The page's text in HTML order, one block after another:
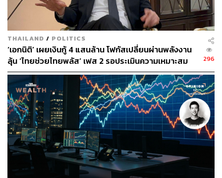
อย่างไรก็ตาม วินิจกล่าวต่อว่า ประมาณการการเติบโตทาง
เศรษฐกิจของ สศค. ตั้งบนสมมติฐานว่า สถานการณ์สู้รบใน
ภูมิภาคตะวันออกกลางจะสิ้นสุดลงภายในกลางปี 2569 และ
ยังไม่นับรวมการออก พ.ร.ก. กู้เงิน 500,000 ล้านบาทของ
รัฐบาล
ขณะที่ สมมติฐานการใช้จ่ายภาครัฐเป็นการ อิงตามข้อมูลใน
การใช้จ่ายของงบประมาณประจำปี 2569 และไตรมาสแรก
ของกรอบการใช้จ่ายงบประมาณประจำปี 2570
แม้ยังไม่ได้รวมพ.ร.ก.เงินกู้เข้าไป แต่ทางสศค. เปิดเผยว่า จาก
การประเมินของสศค.พบว่า งบประมาณทุกๆ 1 แสนล้านบาท
ที่ไหลไปยังภาคการลงทุนและภาคการบริโภค จะมีส่วน
สนับสนุนการเติบโตทางเศรษฐกิจ (GDP) โดยเฉลี่ยอยู่ที่ 0.2%
THAILAND / POLITICS
‘เอกนิติ’ เผยเงินกู้ 4 แสนล้าน โฟกัสเปลี่ยนผ่านพลังงาน
ลุ้น ‘ไทยช่วยไทยพลัส’ เฟส 2 รอประเมินความเหมาะสม
296